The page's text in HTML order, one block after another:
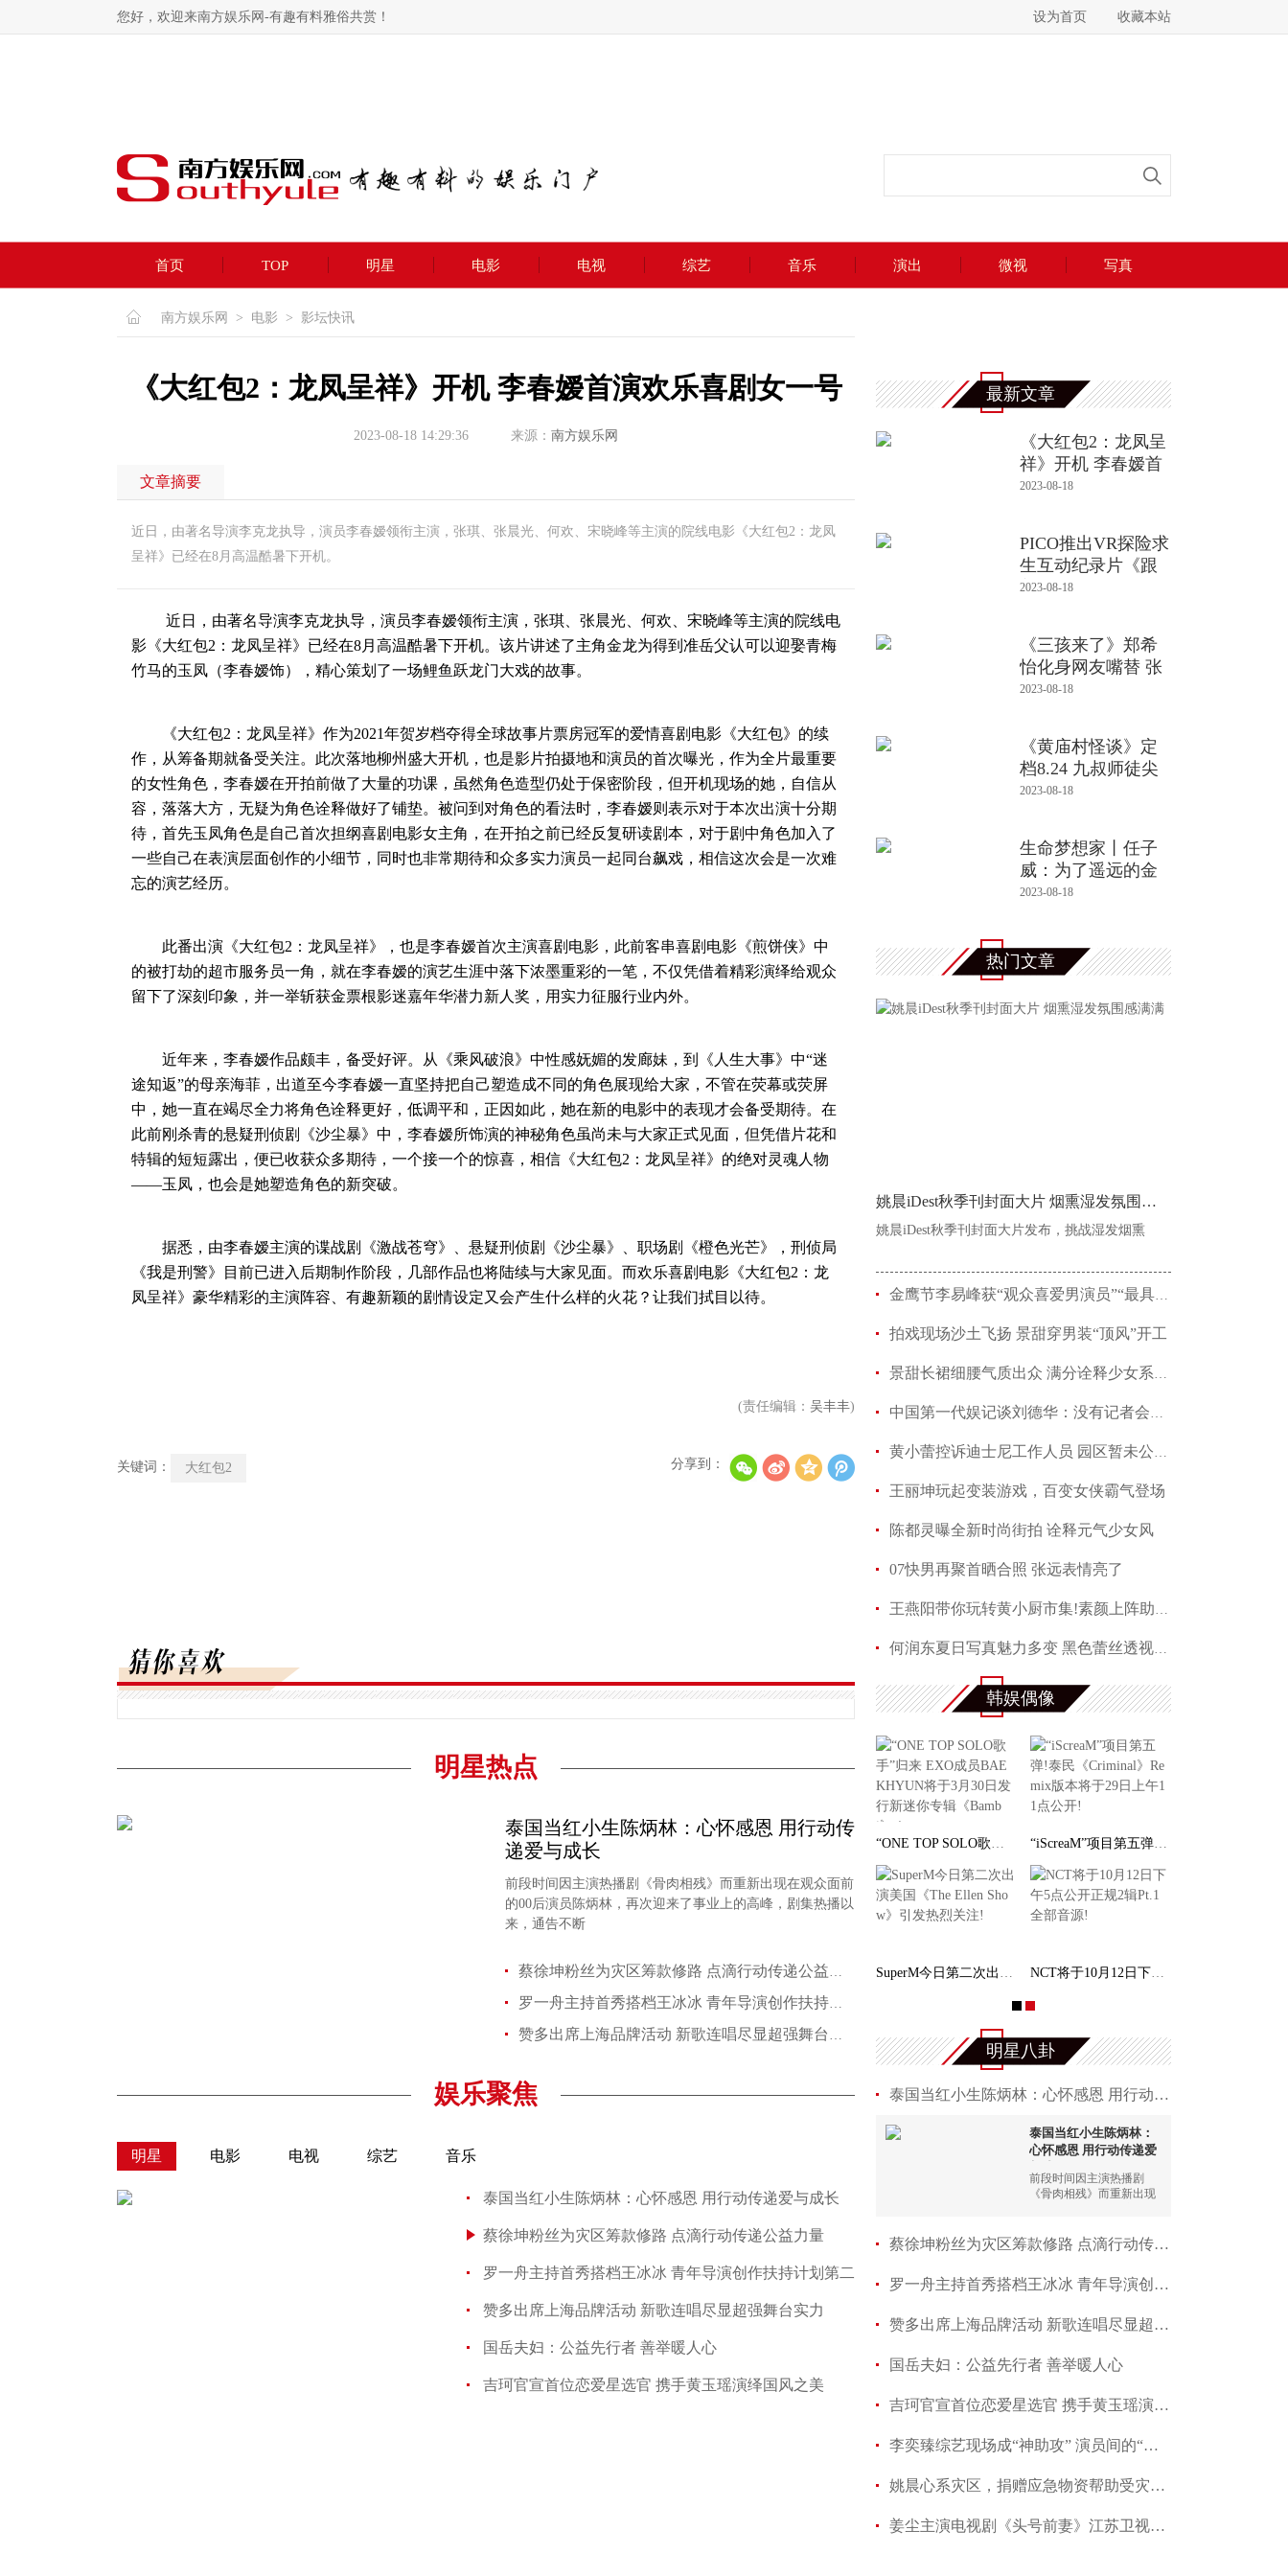
您好，欢迎来南方娱乐网-有趣有料雅俗共赏！ 设为首页 收藏本站
首页 TOP 明星 电影 电视 综艺 音乐 演出 微视 写真
南方娱乐网 > 电影 > 影坛快讯
《大红包2：龙凤呈祥》开机 李春嫒首演欢乐喜剧女一号
2023-08-18 14:29:36 来源： 南方娱乐网
文章摘要
近日，由著名导演李克龙执导，演员李春嫒领衔主演，张琪、张晨光、何欢、宋晓峰等主演的院线电影《大红包2：龙凤
呈祥》已经在8月高温酷暑下开机。
近日，由著名导演李克龙执导，演员李春嫒领衔主演，张琪、张晨光、何欢、宋晓峰等主演的院线电
影《大红包2：龙凤呈祥》已经在8月高温酷暑下开机。该片讲述了主角金龙为得到准岳父认可以迎娶青梅
竹马的玉凤（李春嫒饰），精心策划了一场鲤鱼跃龙门大戏的故事。
《大红包2：龙凤呈祥》作为2021年贺岁档夺得全球故事片票房冠军的爱情喜剧电影《大红包》的续
作，从筹备期就备受关注。此次落地柳州盛大开机，也是影片拍摄地和演员的首次曝光，作为全片最重要
的女性角色，李春嫒在开拍前做了大量的功课，虽然角色造型仍处于保密阶段，但开机现场的她，自信从
容，落落大方，无疑为角色诠释做好了铺垫。被问到对角色的看法时，李春嫒则表示对于本次出演十分期
待，首先玉凤角色是自己首次担纲喜剧电影女主角，在开拍之前已经反复研读剧本，对于剧中角色加入了
一些自己在表演层面创作的小细节，同时也非常期待和众多实力演员一起同台飙戏，相信这次会是一次难
忘的演艺经历。
此番出演《大红包2：龙凤呈祥》，也是李春嫒首次主演喜剧电影，此前客串喜剧电影《煎饼侠》中
的被打劫的超市服务员一角，就在李春嫒的演艺生涯中落下浓墨重彩的一笔，不仅凭借着精彩演绎给观众
留下了深刻印象，并一举斩获金票根影迷嘉年华潜力新人奖，用实力征服行业内外。
近年来，李春嫒作品颇丰，备受好评。从《乘风破浪》中性感妩媚的发廊妹，到《人生大事》中“迷
途知返”的母亲海菲，出道至今李春嫒一直坚持把自己塑造成不同的角色展现给大家，不管在荧幕或荧屏
中，她一直在竭尽全力将角色诠释更好，低调平和，正因如此，她在新的电影中的表现才会备受期待。在
此前刚杀青的悬疑刑侦剧《沙尘暴》中，李春嫒所饰演的神秘角色虽尚未与大家正式见面，但凭借片花和
特辑的短短露出，便已收获众多期待，一个接一个的惊喜，相信《大红包2：龙凤呈祥》的绝对灵魂人物
——玉凤，也会是她塑造角色的新突破。
据悉，由李春嫒主演的谍战剧《激战苍穹》、悬疑刑侦剧《沙尘暴》、职场剧《橙色光芒》，刑侦局
《我是刑警》目前已进入后期制作阶段，几部作品也将陆续与大家见面。而欢乐喜剧电影《大红包2：龙
凤呈祥》豪华精彩的主演阵容、有趣新颖的剧情设定又会产生什么样的火花？让我们拭目以待。
(责任编辑： 吴丰丰)
关键词： 大红包2 分享到：
明星热点
泰国当红小生陈炳林：心怀感恩 用行动传
递爱与成长
前段时间因主演热播剧《骨肉相残》而重新出现在观众面前
的00后演员陈炳林，再次迎来了事业上的高峰，剧集热播以
来，通告不断
蔡徐坤粉丝为灾区筹款修路 点滴行动传递公益力量
罗一舟主持首秀搭档王冰冰 青年导演创作扶持计划第二季开幕表现
赞多出席上海品牌活动 新歌连唱尽显超强舞台实力
娱乐聚焦
明星 电影 电视 综艺 音乐
泰国当红小生陈炳林：心怀感恩 用行动传递爱与成长
蔡徐坤粉丝为灾区筹款修路 点滴行动传递公益力量
罗一舟主持首秀搭档王冰冰 青年导演创作扶持计划第二
赞多出席上海品牌活动 新歌连唱尽显超强舞台实力
国岳夫妇：公益先行者 善举暖人心
吉珂官宣首位恋爱星选官 携手黄玉瑶演绎国风之美
最新文章
《大红包2：龙凤呈
祥》开机 李春嫒首
演欢乐喜
2023-08-18
PICO推出VR探险求
生互动纪录片《跟
着德爷闯
2023-08-18
《三孩来了》郑希
怡化身网友嘴替 张
亮成“
2023-08-18
《黄庙村怪谈》定
档8.24 九叔师徒尖
叫回归，
2023-08-18
生命梦想家丨任子
威：为了遥远的金
色梦想，他一
2023-08-18
热门文章
姚晨iDest秋季刊封面大片 烟熏湿发氛围感满
姚晨iDest秋季刊封面大片发布，挑战湿发烟熏
金鹰节李易峰获“观众喜爱男演员”“最具人气男演
拍戏现场沙土飞扬 景甜穿男装“顶风”开工
景甜长裙细腰气质出众 满分诠释少女系优雅
中国第一代娱记谈刘德华：没有记者会不喜欢他
黄小蕾控诉迪士尼工作人员 园区暂未公开回应当事
王丽坤玩起变装游戏，百变女侠霸气登场
陈都灵曝全新时尚街拍 诠释元气少女风
07快男再聚首晒合照 张远表情亮了
王燕阳带你玩转黄小厨市集!素颜上阵助力嫣然天使
何润东夏日写真魅力多变 黑色蕾丝透视西装性感吸
满屏长腿称霸夏天 马思纯机场演绎freestyle
韩娱偶像
“Double Million Seller”NCT DREAM专辑《味 ( NCT 127日本迷你专辑《LOVEHOLIC》荣登Oricon专
“ONE TOP SOLO歌手”归来 EXO成员BAEKHYUN将于 “iScreaM”项目第五弹!泰民《Criminal》Remix
SuperM今日第二次出演美国《The Ellen Show》引 NCT将于10月12日下午5点公开正规2辑Pt.1全部音
明星八卦
泰国当红小生陈炳林：心怀感恩 用行动传递爱与成
泰国当红小生陈炳林：
心怀感恩 用行动传递爱
前段时间因主演热播剧
《骨肉相残》而重新出现
的高峰，剧集热播以来，
通告不断
蔡徐坤粉丝为灾区筹款修路 点滴行动传递公益力
罗一舟主持首秀搭档王冰冰 青年导演创作扶持计
赞多出席上海品牌活动 新歌连唱尽显超强舞台实
国岳夫妇：公益先行者 善举暖人心
吉珂官宣首位恋爱星选官 携手黄玉瑶演绎国风之
李奕臻综艺现场成“神助攻” 演员间的“淋雨撑
姚晨心系灾区，捐赠应急物资帮助受灾群众
姜尘主演电视剧《头号前妻》江苏卫视再播 主演